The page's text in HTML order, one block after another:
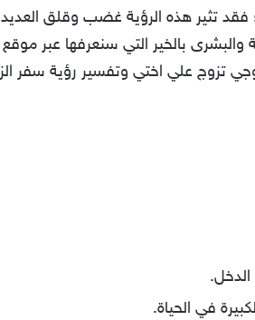
تثير هذه الرؤية غضب وقلق
بالخير التي سنعرفها عبر
تزوج علي اختي وتفسير رؤية سفر
في الحياة.